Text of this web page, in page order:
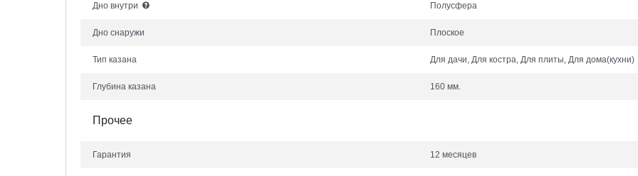
Дно внутри Полусфера
Дно снаружи Плоское
Тип казана Для дачи, Для костра, Для плиты, Для дома(кухни)
Глубина казана 160 мм.
Прочее
Гарантия 12 месяцев